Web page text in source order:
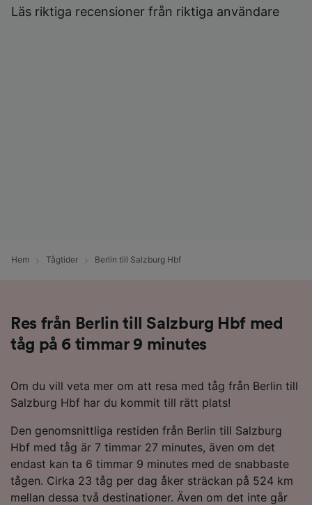
Läs riktiga recensioner från riktiga användare
Hem Tågtider Berlin till Salzburg Hbf
Res från Berlin till Salzburg Hbf med
tåg på 6 timmar 9 minutes
Om du vill veta mer om att resa med tåg från Berlin till
Salzburg Hbf har du kommit till rätt plats!
Den genomsnittliga restiden från Berlin till Salzburg
Hbf med tåg är 7 timmar 27 minutes, även om det
endast kan ta 6 timmar 9 minutes med de snabbaste
tågen. Cirka 23 tåg per dag åker sträckan på 524 km
mellan dessa två destinationer. Även om det inte går